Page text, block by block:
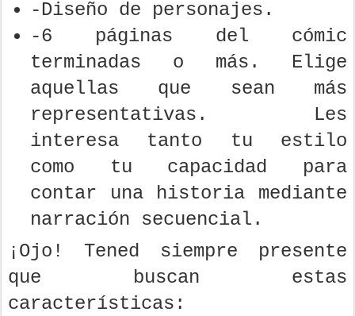
-Diseño de personajes.
-6 páginas del cómic
terminadas o más. Elige
aquellas que sean más
representativas. Les
interesa tanto tu estilo
como tu capacidad para
contar una historia mediante
narración secuencial.
¡Ojo! Tened siempre presente
que buscan estas
características: